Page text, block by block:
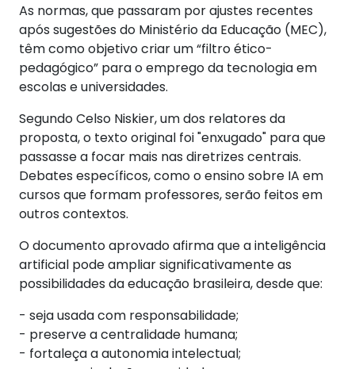
As normas, que passaram por ajustes recentes
após sugestões do Ministério da Educação (MEC),
têm como objetivo criar um “filtro ético-
pedagógico” para o emprego da tecnologia em
escolas e universidades.
Segundo Celso Niskier, um dos relatores da
proposta, o texto original foi "enxugado" para que
passasse a focar mais nas diretrizes centrais.
Debates específicos, como o ensino sobre IA em
cursos que formam professores, serão feitos em
outros contextos.
O documento aprovado afirma que a inteligência
artificial pode ampliar significativamente as
possibilidades da educação brasileira, desde que:
- seja usada com responsabilidade;
- preserve a centralidade humana;
- fortaleça a autonomia intelectual;